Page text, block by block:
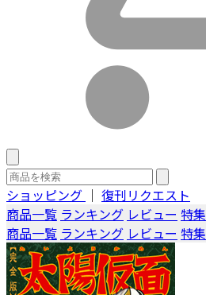
ショッピング ｜ 復刊リクエスト
商品一覧 ランキング レビュー 特
商品一覧 ランキング レビュー 特